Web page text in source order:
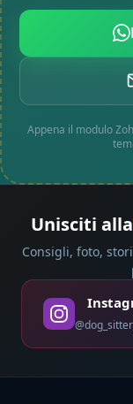
Appena il modulo
Unisciti alla
Consigli, foto,